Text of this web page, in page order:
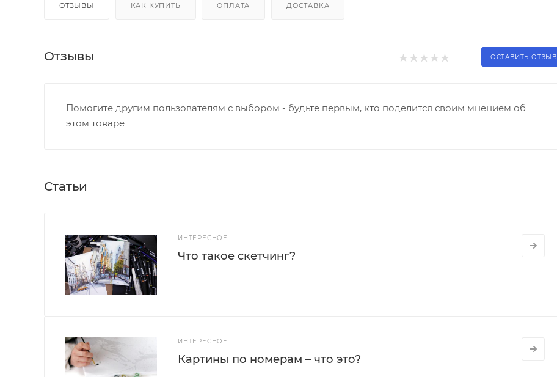
ОТЗЫВЫ КАК КУПИТЬ ОПЛАТА ДОСТАВКА
Отзывы ОСТАВИТЬ ОТЗЫВ
Помогите другим пользователям с выбором - будьте первым, кто поделится своим мнением об
этом товаре
Статьи
ИНТЕРЕСНОЕ
Что такое скетчинг?
ИНТЕРЕСНОЕ
Картины по номерам – что это?